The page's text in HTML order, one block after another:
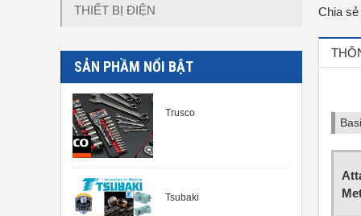
THIẾT BỊ ĐIỆN
SẢN PHẦM NỔI BẬT
Trusco
Tsubaki
Chia